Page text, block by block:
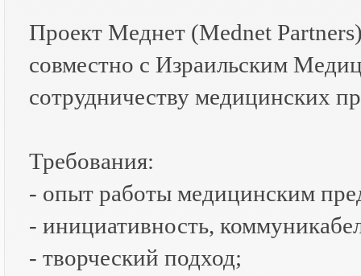
Проект Меднет (Mednet
совместно с Израильским
сотрудничеству медицинских
Требования:
- опыт работы медицинским
- инициативность,
- творческий подход;